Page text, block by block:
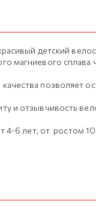
детский
магниевого сплава
позволяет
и отзывчивость
4-6 лет, от ростом